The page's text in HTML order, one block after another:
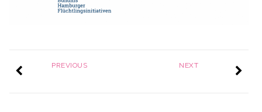
NEXT
PREVIOUS